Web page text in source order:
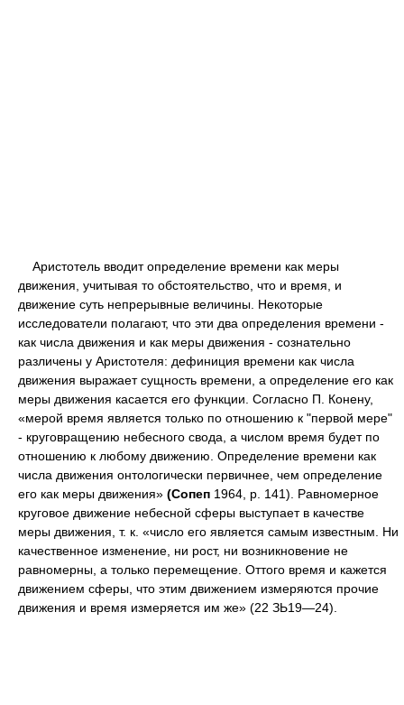
Аристотель вводит определение времени как меры
движения, учитывая то обстоятельство, что и время, и
движение суть непрерывные величины. Некоторые
исследователи полагают, что эти два определения времени -
как числа движения и как меры движения - сознательно
различены у Аристотеля: дефиниция времени как числа
движения выражает сущность времени, а определение его как
меры движения касается его функции. Согласно П. Конену,
«мерой время является только по отношению к "первой мере"
- круговращению небесного свода, а числом время будет по
отношению к любому движению. Определение времени как
числа движения онтологически первичнее, чем определение
его как меры движения» (Сопеп 1964, р. 141). Равномерное
круговое движение небесной сферы выступает в качестве
меры движения, т. к. «число его является самым известным. Ни
качественное изменение, ни рост, ни возникновение не
равномерны, а только перемещение. Оттого время и кажется
движением сферы, что этим движением измеряются прочие
движения и время измеряется им же» (22 ЗЬ19—24).